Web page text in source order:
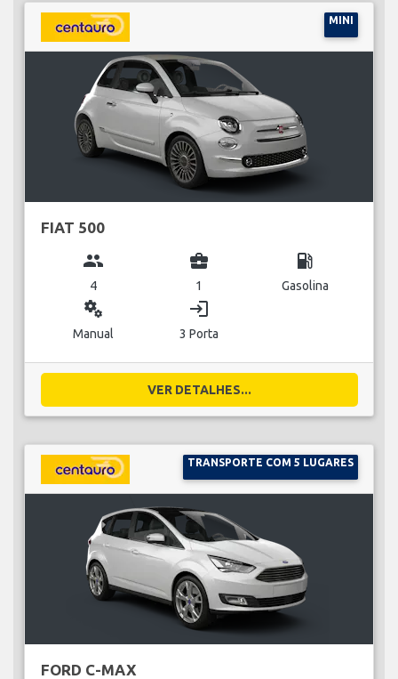
MINI
FIAT 500
group
4
business_center
1
local_gas_station
Gasolina
miscellaneous_services
Manual
login
3 Porta
VER DETALHES...
TRANSPORTE COM 5 LUGARES
FORD C-MAX